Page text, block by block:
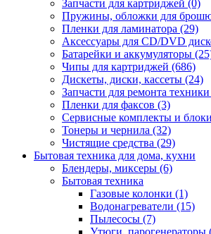
Запчасти для картриджей (0)
Пружины, обложки для
Пленки для ламинатора (29)
Аксессуары для CD/DVD
Батарейки и аккумуляторы
Чипы для картриджей (686)
Дискеты, диски, кассеты (24)
Запчасти для ремонта
Пленки для факсов (3)
Сервисные комплекты и
Тонеры и чернила (32)
Чистящие средства (29)
Бытовая техника для дома, кухни
Блендеры, миксеры (6)
Бытовая техника
Газовые колонки (1)
Водонагреватели (15)
Пылесосы (7)